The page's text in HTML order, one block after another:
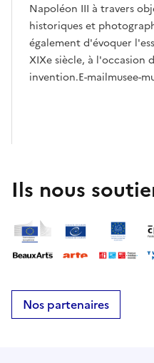
Napoléon III à travers
historiques et
également d'évoquer
XIXe siècle, à l'occasion
invention.E-mailmusee-
Ils nous
Nos partenaires